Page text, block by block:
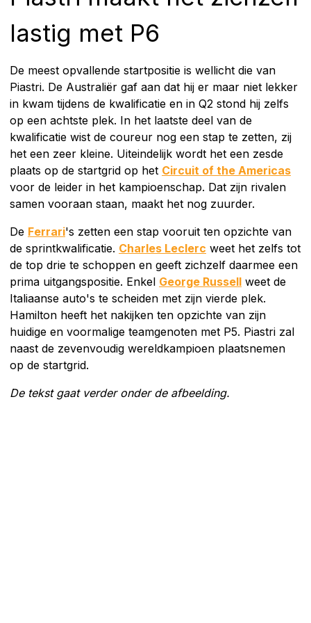
lastig met P6
De meest opvallende startpositie is wellicht die van
Piastri. De Australiër gaf aan dat hij er maar niet lekker
in kwam tijdens de kwalificatie en in Q2 stond hij zelfs
op een achtste plek. In het laatste deel van de
kwalificatie wist de coureur nog een stap te zetten, zij
het een zeer kleine. Uiteindelijk wordt het een zesde
plaats op de startgrid op het Circuit of the Americas
voor de leider in het kampioenschap. Dat zijn rivalen
samen vooraan staan, maakt het nog zuurder.
De Ferrari's zetten een stap vooruit ten opzichte van
de sprintkwalificatie. Charles Leclerc weet het zelfs tot
de top drie te schoppen en geeft zichzelf daarmee een
prima uitgangspositie. Enkel George Russell weet de
Italiaanse auto's te scheiden met zijn vierde plek.
Hamilton heeft het nakijken ten opzichte van zijn
huidige en voormalige teamgenoten met P5. Piastri zal
naast de zevenvoudig wereldkampioen plaatsnemen
op de startgrid.
De tekst gaat verder onder de afbeelding.